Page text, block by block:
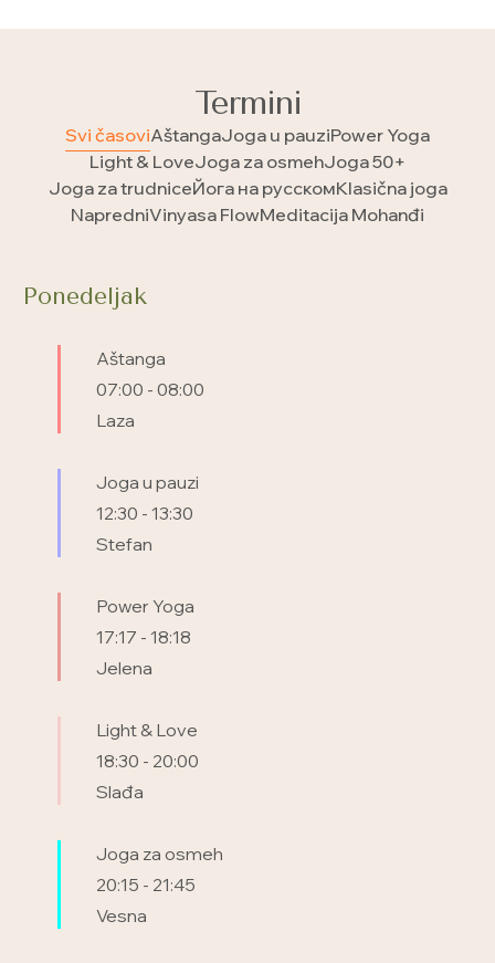
Termini
Svi časoviAštangaJoga u pauziPower Yoga
Light & LoveJoga za osmehJoga 50+
Joga za trudniceЙога на русскомKlasična joga
NapredniVinyasa FlowMeditacija Mohanđi
Ponedeljak
Aštanga
07:00 - 08:00
Laza
Joga u pauzi
12:30 - 13:30
Stefan
Power Yoga
17:17 - 18:18
Jelena
Light & Love
18:30 - 20:00
Slađa
Joga za osmeh
20:15 - 21:45
Vesna